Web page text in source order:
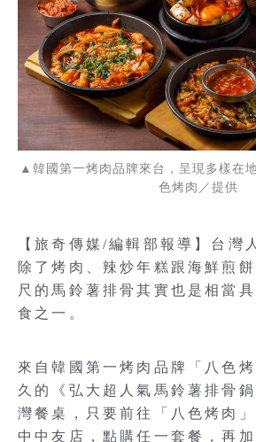
▲韓國第一烤肉品牌來台，呈現多樣在
色烤肉／提供
【旅奇傳媒/編輯部報導】台灣
除了烤肉、辣炒年糕跟海鮮煎
尺的馬鈴薯排骨其實也是相當
食之一。
來自韓國第一烤肉品牌「八色
久的《弘大超人氣馬鈴薯排骨
灣餐桌，只要前往「八色烤肉
中中友店，點購任一套餐，再